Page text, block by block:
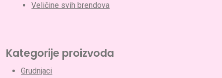
Nema proizvoda u korpi.
Veličine svih brendova
Kategorije proizvoda
Grudnjaci